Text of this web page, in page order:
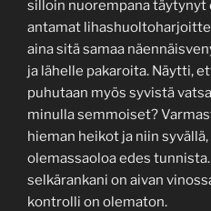
silloin nuorempana täytynyt
antamat
aina sitä samaa
ja lähelle pakaroita. Näytti,
puhutaan myös syvistä
minulla semmoiset?
hieman heikot ja niin
olemassaoloa edes
selkärankani on aivan
kontrolli on olematon.